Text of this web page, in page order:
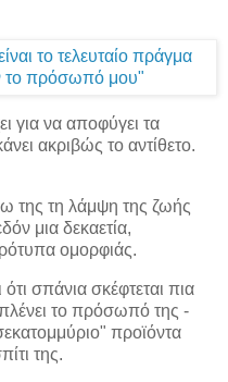
για να αποφύγει τα
ακριβώς το αντίθετο.
της τη λάμψη της ζωής
μια δεκαετία,
ομορφιάς.
σπάνια σκέφτεται πια
το πρόσωπό της -
προϊόντα
της.